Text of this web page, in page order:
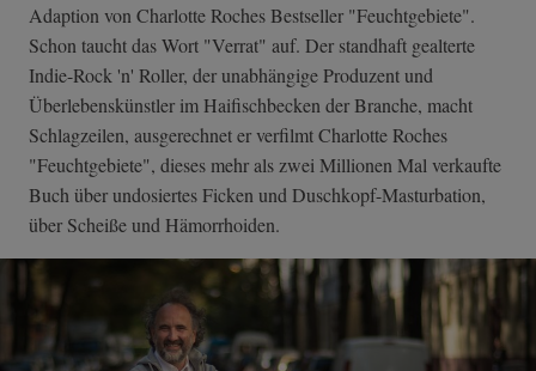
Adaption von Charlotte Roches Bestseller "Feuchtgebiete".
Schon taucht das Wort "Verrat" auf. Der standhaft gealterte
Indie-Rock 'n' Roller, der unabhängige Produzent und
Überlebenskünstler im Haifischbecken der Branche, macht
Schlagzeilen, ausgerechnet er verfilmt Charlotte Roches
"Feuchtgebiete", dieses mehr als zwei Millionen Mal verkaufte
Buch über undosiertes Ficken und Duschkopf-Masturbation,
über Scheiße und Hämorrhoiden.